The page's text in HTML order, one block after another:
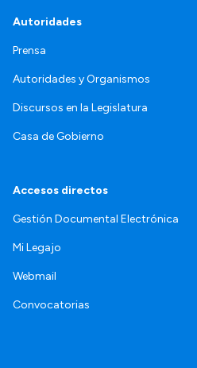
Autoridades
Prensa
Autoridades y Organismos
Discursos en la Legislatura
Casa de Gobierno
Accesos directos
Gestión Documental Electrónica
Mi Legajo
Webmail
Convocatorias